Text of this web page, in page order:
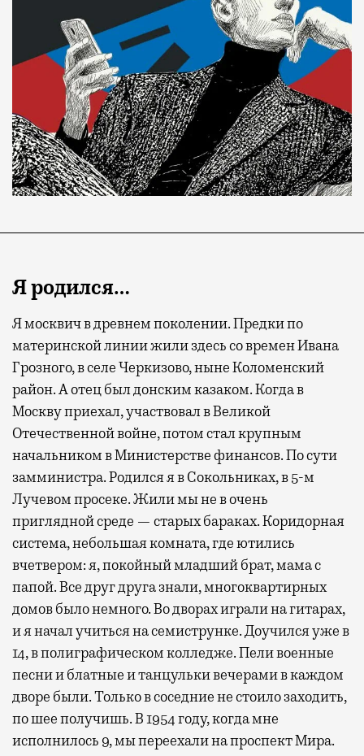
Я родился…
Я москвич в древнем поколении. Предки по
материнской линии жили здесь со времен Ивана
Грозного, в селе Черкизово, ныне Коломенский
район. А отец был донским казаком. Когда в
Москву приехал, участвовал в Великой
Отечественной войне, потом стал крупным
начальником в Министерстве финансов. По сути
замминистра. Родился я в Сокольниках, в 5-м
Лучевом просеке. Жили мы не в очень
приглядной среде — старых бараках. Коридорная
система, небольшая комната, где ютились
вчетвером: я, покойный младший брат, мама с
папой. Все друг друга знали, многоквартирных
домов было немного. Во дворах играли на гитарах,
и я начал учиться на семиструнке. Доучился уже в
14, в полиграфическом колледже. Пели военные
песни и блатные и танцульки вечерами в каждом
дворе были. Только в соседние не стоило заходить,
по шее получишь. В 1954 году, когда мне
исполнилось 9, мы переехали на проспект Мира.